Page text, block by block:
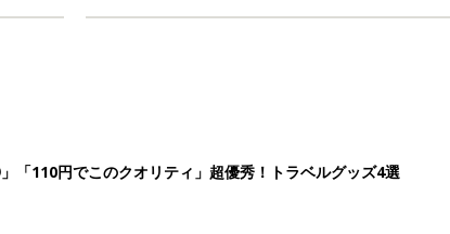
「110円でこのクオリティ」超優秀！トラベルグッズ4選